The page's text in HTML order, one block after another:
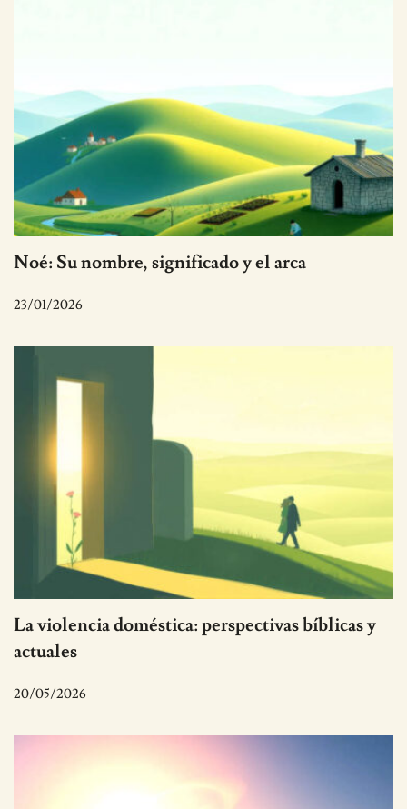
Noé: Su nombre, significado y el arca
23/01/2026
La violencia doméstica: perspectivas bíblicas y
actuales
20/05/2026